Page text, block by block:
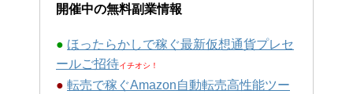
開催中の無料副業情報
● ほったらかしで稼ぐ最新仮想通貨プレセ
ールご招待イチオシ！
● 転売で稼ぐAmazon自動転売高性能ツー